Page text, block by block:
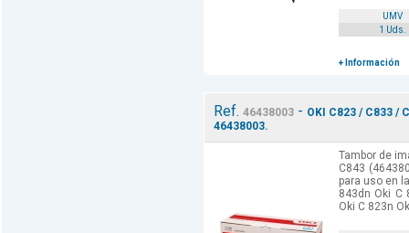
UMV
1 Uds.
+ Información
Ref. 46438003- OKI C823 / C833 /
46438003.
Tambor de
C843
para uso en
843dn Oki C
Oki C 823n